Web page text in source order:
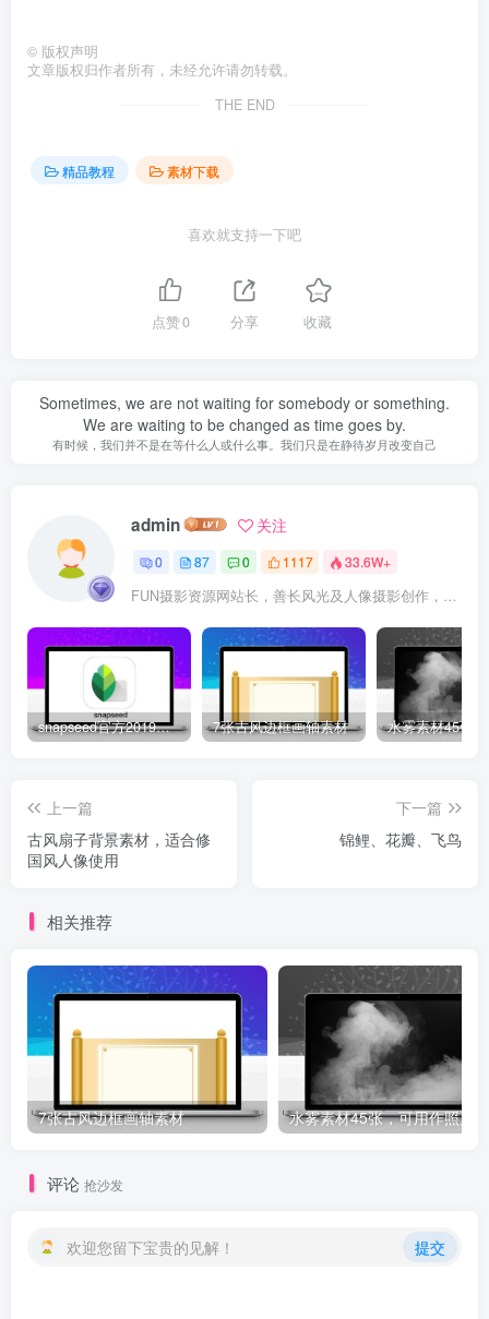
© 版权声明
文章版权归作者所有，未经允许请勿转载。
THE END
精品教程 素材下载
喜欢就支持一下吧
点赞0 分享 收藏
Sometimes, we are not waiting for somebody or something.
We are waiting to be changed as time goes by.
有时候，我们并不是在等什么人或什么事。我们只是在静待岁月改变自己
admin 关注
0 87 0 1117 33.6W+
FUN摄影资源网站长，善长风光及人像摄影创作，资深摄影培训班开课经验，港深珠奥摄影联盟会员，头条与百家号摄影领域优质专栏创作者。5年线下摄影培训班实战授课经验。
snapseed官方2019新版下载地址 7张古风边框画轴素材
上一篇
古风扇子背景素材，适合修
国风人像使用
下一篇
锦鲤、花瓣、飞鸟
相关推荐
7张古风边框画轴素材
评论 抢沙发
欢迎您留下宝贵的见解！ 提交